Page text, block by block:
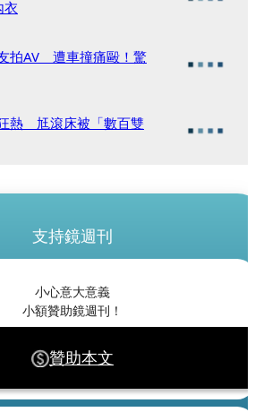
衣
拍AV 遭車撞痛毆！驚
熱 尪滾床被「數百雙
支持鏡週刊
小心意大意義
小額贊助鏡週刊！
贊助本文